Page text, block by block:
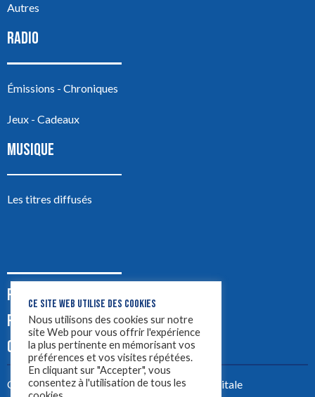
Autres
RADIO
Émissions - Chroniques
Jeux - Cadeaux
MUSIQUE
Les titres diffusés
PODCASTS
PUB
CONTACT
Créez votre site avecYellowtie – Agence Digitale
CE SITE WEB UTILISE DES COOKIES
Nous utilisons des cookies sur notre
site Web pour vous offrir l'expérience
la plus pertinente en mémorisant vos
préférences et vos visites répétées.
En cliquant sur "Accepter", vous
consentez à l'utilisation de tous les